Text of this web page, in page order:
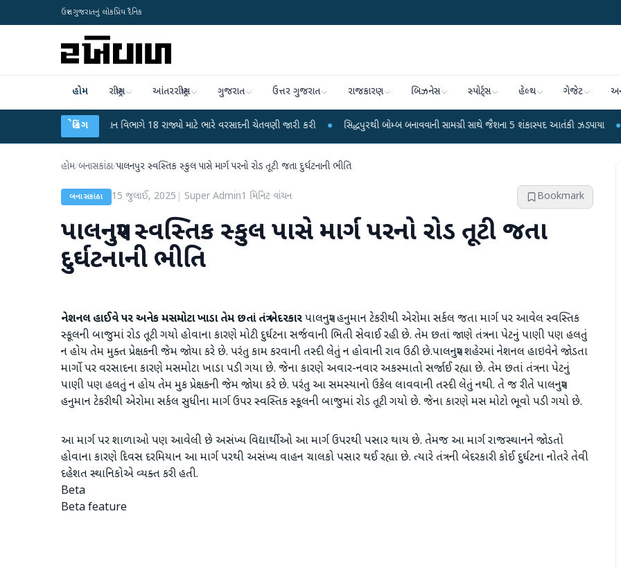
ઉત્તર ગુજરાતનું લોકપ્રિય દૈનિક
હોમ રાષ્ટ્રીય આંતરરાષ્ટ્રીય ગુજરાત ઉત્તર ગુજરાત રાજકારણ બિઝનેસ સ્પોર્ટ્સ હેલ્થ ગેજેટ
બ્રેકિંગ
હવામાન વિભાગે 18 રાજ્યો માટે ભારે વરસાદની ચેતવણી જારી કરી ● સિદ્ધપુરથી બોમ્બ બનાવવાની સામગ્રી સાથે જૈશના 5 શંકાસ્પદ આતંકી ઝડપાયા ● પીએમ
હોમ/બનાસકાંઠા/પાલનપુર સ્વસ્તિક સ્કુલ પાસે માર્ગ પરનો રોડ તૂટી જતા દુર્ઘટનાની ભીતિ
બનાસકાંઠા 15 જુલાઈ, 2025 Super Admin1 મિનિટ વાંચન Bookmark
પાલનપુર સ્વસ્તિક સ્કુલ પાસે માર્ગ પરનો રોડ તૂટી જતા
દુર્ઘટનાની ભીતિ
નેશનલ હાઈવે પર અનેક મસમોટા ખાડા તેમ છતાં તંત્ર બેદરકારપાલનપુર હનુમાન ટેકરીથી એરોમા સર્કલ જતા માર્ગ પર આવેલ સ્વસ્તિક
સ્કૂલની બાજુમાં રોડ તૂટી ગયો હોવાના કારણે મોટી દુર્ઘટના સર્જવાની ભિતી સેવાઈ રહી છે. તેમ છતાં જાણે તંત્રના પેટનું પાણી પણ હલતું
ન હોય તેમ મુક્ત પ્રેક્ષકની જેમ જોયા કરે છે. પરંતુ કામ કરવાની તસ્દી લેતું ન હોવાની રાવ ઉઠી છે.પાલનપુર શહેરમાં નેશનલ હાઇવેને જોડતા
માર્ગો પર વરસાદના કારણે મસમોટા ખાડા પડી ગયા છે. જેના કારણે અવાર-નવાર અકસ્માતો સર્જાઈ રહ્યા છે. તેમ છતાં તંત્રના પેટનું
પાણી પણ હલતું ન હોય તેમ મુક પ્રેક્ષકની જેમ જોયા કરે છે. પરંતુ આ સમસ્યાનો ઉકેલ લાવવાની તસ્દી લેતું નથી. તે જ રીતે પાલનપુર
હનુમાન ટેકરીથી એરોમા સર્કલ સુધીના માર્ગ ઉપર સ્વસ્તિક સ્કૂલની બાજુમાં રોડ તૂટી ગયો છે. જેના કારણે મસ મોટો ભૂવો પડી ગયો છે.
આ માર્ગ પર શાળાઓ પણ આવેલી છે અસંખ્ય વિદ્યાર્થીઓ આ માર્ગ ઉપરથી પસાર થાય છે. તેમજ આ માર્ગ રાજસ્થાનને જોડતો
હોવાના કારણે દિવસ દરમિયાન આ માર્ગ પરથી અસંખ્ય વાહન ચાલકો પસાર થઈ રહ્યા છે. ત્યારે તંત્રની બેદરકારી કોઈ દુર્ઘટના નોતરે તેવી
દહેશત સ્થાનિકોએ વ્યક્ત કરી હતી.
Beta
Beta feature